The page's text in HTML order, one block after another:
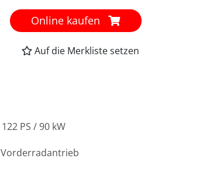
Online kaufen
Auf die Merkliste setzen
122 PS / 90 kW
Vorderradantrieb